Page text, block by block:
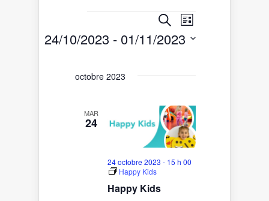
Recherche
et
navigation
vues
RechercheNavigation
de
vues
Liste
24/10/2023 - 01/11/2023
octobre 2023
MAR
24
Happy Kids
24 octobre 2023 - 15 h 00
Happy Kids